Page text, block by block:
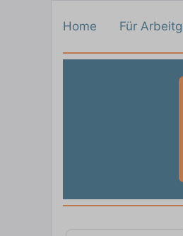
Home Für